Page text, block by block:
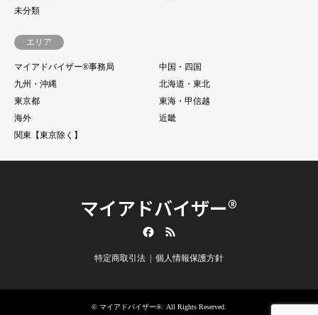
未分類
エリア
マイアドバイザー®事務局
中国・四国
九州・沖縄
北海道・東北
東京都
東海・甲信越
海外
近畿
関東【東京除く】
マイアドバイザー®
特定商取引法 個人情報保護方針
© マイアドバイザー®. All Rights Reserved.